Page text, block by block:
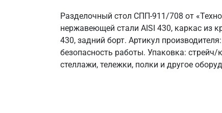
Разделочный стол СПП-911/708 от
нержавеющей стали AISI 430, каркас из
430, задний борт. Артикул
безопасность работы. Упаковка:
стеллажи, тележки, полки и другое